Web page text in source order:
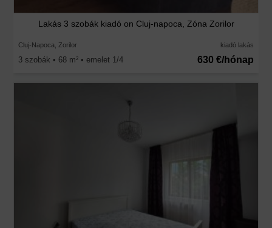
Lakás 3 szobák kiadó on Cluj-napoca, Zóna Zorilor
Cluj-Napoca, Zorilor kiadó lakás
3 szobák • 68 m2 • emelet 1/4 630 €/hónap